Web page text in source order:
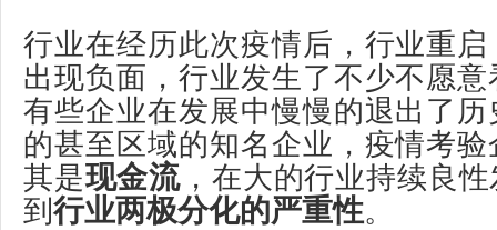
行业在经历此次疫情后，行业重
出现负面，行业发生了不少不愿
有些企业在发展中慢慢的退出了
的甚至区域的知名企业，疫情考
其是现金流 ，在大的行业持续良
到 行业两极分化的严重性。